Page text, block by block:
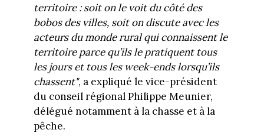
territoire : soit on le voit du côté des
bobos des villes, soit on discute avec les
acteurs du monde rural qui connaissent le
territoire parce qu’ils le pratiquent tous
les jours et tous les week-ends lorsqu’ils
chassent", a expliqué le vice-président
du conseil régional Philippe Meunier,
délégué notamment à la chasse et à la
pêche.